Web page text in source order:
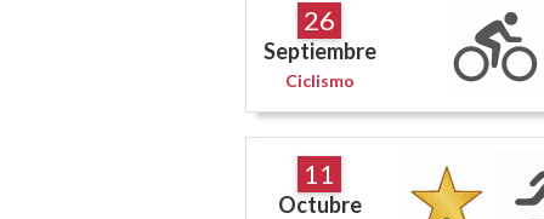
26
Septiembre
Ciclismo
11
Octubre